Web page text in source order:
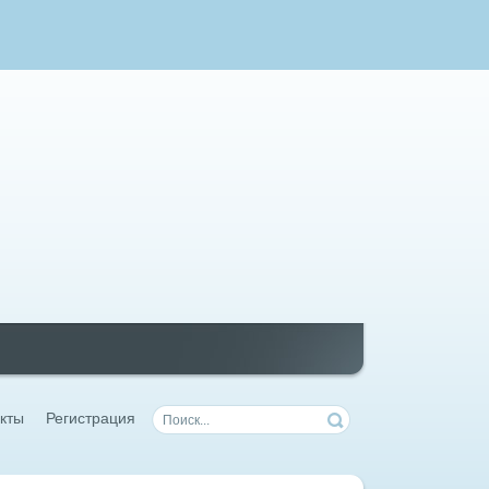
Регистрация